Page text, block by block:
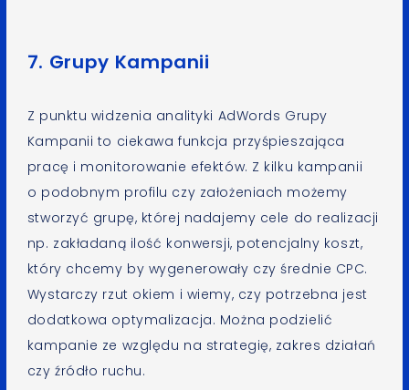
7. Grupy Kampanii
Z punktu widzenia analityki AdWords Grupy
Kampanii to ciekawa funkcja przyśpieszająca
pracę i monitorowanie efektów. Z kilku kampanii
o podobnym profilu czy założeniach możemy
stworzyć grupę, której nadajemy cele do realizacji
np. zakładaną ilość konwersji, potencjalny koszt,
który chcemy by wygenerowały czy średnie CPC.
Wystarczy rzut okiem i wiemy, czy potrzebna jest
dodatkowa optymalizacja. Można podzielić
kampanie ze względu na strategię, zakres działań
czy źródło ruchu.